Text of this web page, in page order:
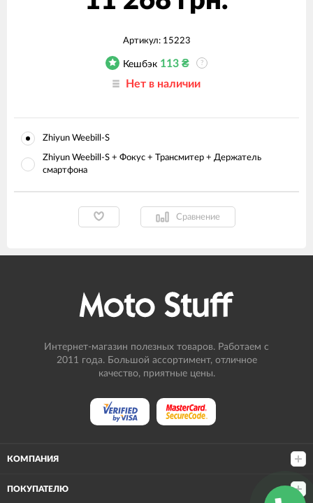
Артикул: 15223
Кешбэк 113 ₴ ?
Нет в наличии
Zhiyun Weebill-S
Zhiyun Weebill-S + Фокус + Трансмитер + Держатель
смартфона
Сравнение
Интернет-магазин полезных товаров. Работаем с
2011 года. Большой ассортимент, отличное
качество, приятные цены.
КОМПАНИЯ
ПОКУПАТЕЛЮ